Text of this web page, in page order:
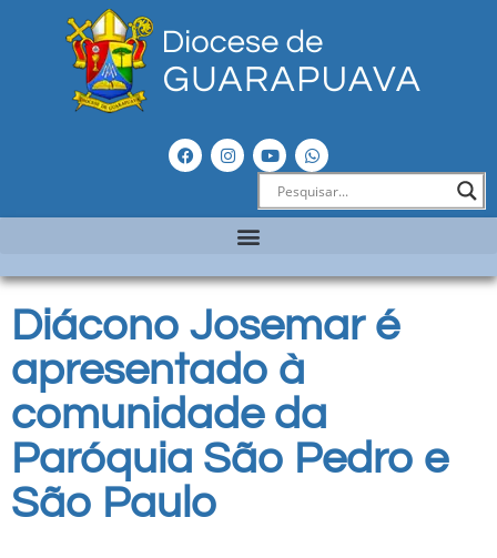
Diácono Josemar é
apresentado à
comunidade da
Paróquia São Pedro e
São Paulo